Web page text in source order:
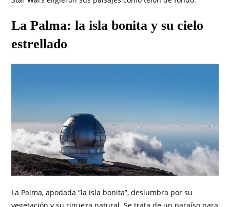
La Palma: la isla bonita y su cielo
estrellado
La Palma, apodada “la isla bonita”, deslumbra por su